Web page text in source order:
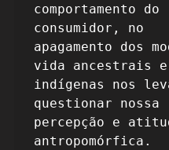
comportamento do
consumidor, no
apagamento dos
vida ancestrais e
indígenas nos
questionar nossa
percepção e
antropomórfica.